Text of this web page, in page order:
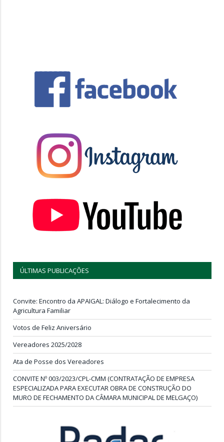
ÚLTIMAS PUBLICAÇÕES
Convite: Encontro da APAIGAL: Diálogo e Fortalecimento da
Agricultura Familiar
Votos de Feliz Aniversário
Vereadores 2025/2028
Ata de Posse dos Vereadores
CONVITE Nº 003/2023/CPL-CMM (CONTRATAÇÃO DE EMPRESA
ESPECIALIZADA PARA EXECUTAR OBRA DE CONSTRUÇÃO DO
MURO DE FECHAMENTO DA CÂMARA MUNICIPAL DE MELGAÇO)